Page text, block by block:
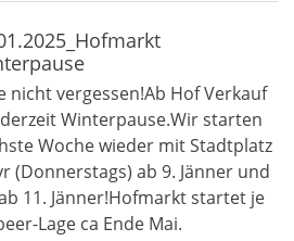
nicht vergessen!Ab Hof Verkauf
Winterpause.Wir starten
Woche wieder mit Stadtplatz
(Donnerstags) ab 9. Jänner und
11. Jänner!Hofmarkt startet je
Lage ca Ende Mai.